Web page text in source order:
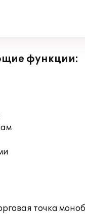
функции:
точка